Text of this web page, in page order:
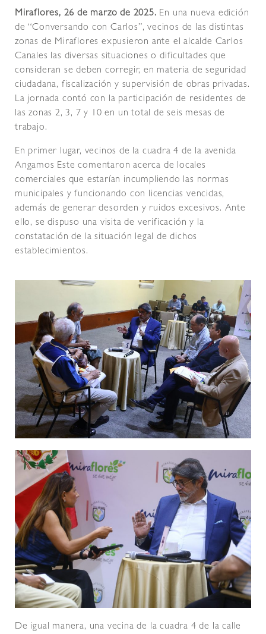
Miraflores, 26 de marzo de 2025. En una nueva edición
de “Conversando con Carlos”, vecinos de las distintas
zonas de Miraflores expusieron ante el alcalde Carlos
Canales las diversas situaciones o dificultades que
consideran se deben corregir, en materia de seguridad
ciudadana, fiscalización y supervisión de obras privadas.
La jornada contó con la participación de residentes de
las zonas 2, 3, 7 y 10 en un total de seis mesas de
trabajo.
En primer lugar, vecinos de la cuadra 4 de la avenida
Angamos Este comentaron acerca de locales
comerciales que estarían incumpliendo las normas
municipales y funcionando con licencias vencidas,
además de generar desorden y ruidos excesivos. Ante
ello, se dispuso una visita de verificación y la
constatación de la situación legal de dichos
establecimientos.
De igual manera, una vecina de la cuadra 4 de la calle